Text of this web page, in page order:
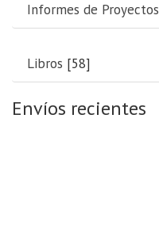
Informes de Proyectos
Libros [58]
Envíos recientes